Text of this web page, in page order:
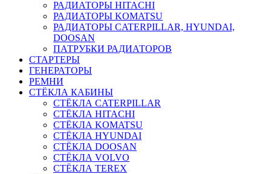
РАДИАТОРЫ HITACHI
РАДИАТОРЫ KOMATSU
РАДИАТОРЫ CATERPILLAR, HYUNDAI,
DOOSAN
ПАТРУБКИ РАДИАТОРОВ
СТАРТЕРЫ
ГЕНЕРАТОРЫ
РЕМНИ
СТЁКЛА КАБИНЫ
СТЁКЛА CATERPILLAR
СТЁКЛА HITACHI
СТЁКЛА KOMATSU
СТЁКЛА HYUNDAI
СТЁКЛА DOOSAN
СТЁКЛА VOLVO
СТЁКЛА TEREX